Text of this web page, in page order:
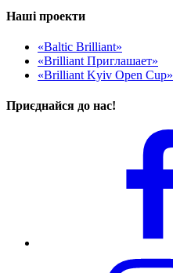
Наші проекти
«Baltic Brilliant»
«Brilliant Приглашает»
«Brilliant Kyiv Open Cup»
Приєднайся до нас!